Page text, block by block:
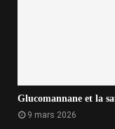
Glucomannane et la
9 mars 2026